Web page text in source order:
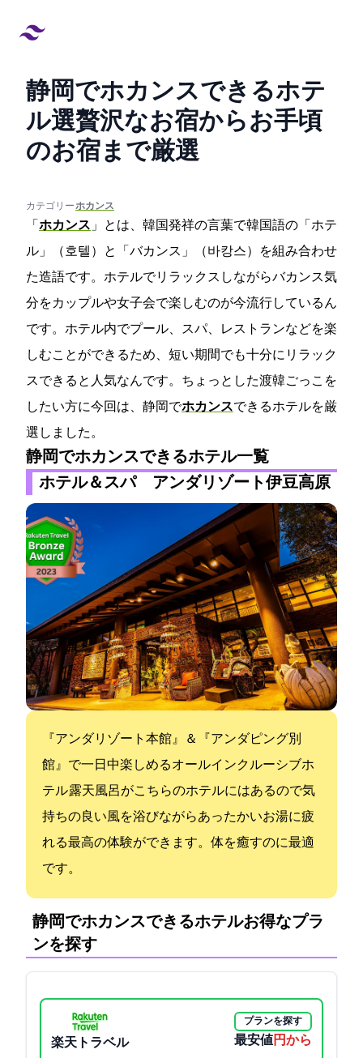
静岡でホカンスできるホテ
ル11選!贅沢なお宿からお手頃
のお宿まで厳選
カテゴリー:#ホカンス
「 ホカンス 」とは、韓国発祥の言葉で韓国語の「ホテ
ル」（호텔）と「バカンス」（바캉스）を組み合わせ
た造語です。ホテルでリラックスしながらバカンス気
分をカップルや女子会で楽しむのが今流行しているん
です。ホテル内でプール、スパ、レストランなどを楽
しむことができるため、短い期間でも十分にリラック
スできると人気なんです。ちょっとした渡韓ごっこを
したい方に今回は、静岡でホカンスできるホテルを厳
選しました。
静岡でホカンスできるホテル一覧
ホテル＆スパ アンダリゾート伊豆高原
『アンダリゾート(本館)』＆『アンダピング(別
館)』で一日中楽しめるオールインクルーシブホ
テル 露天風呂がこちらのホテルにはあるので気
持ちの良い風を浴びながらあったかいお湯に疲
れる最高の体験ができます。体を癒すのに最適
です。
静岡でホカンスできるホテル:お得なプラ
ンを探す
楽天トラベル
プランを探す
最安値14800円から